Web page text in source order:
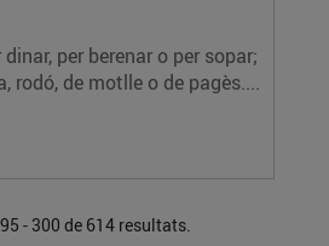
per berenar o per sopar;
rodó, de motlle o de pagès....
- 300 de 614 resultats.